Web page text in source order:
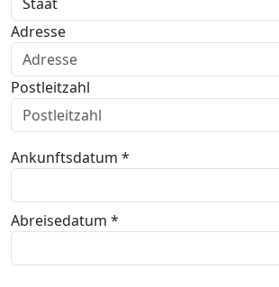
Adresse
Postleitzahl
Ankunftsdatum *
Abreisedatum *